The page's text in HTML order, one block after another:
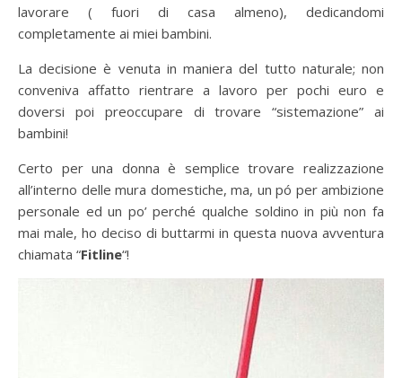
lavorare ( fuori di casa almeno), dedicandomi
completamente ai miei bambini.
La decisione è venuta in maniera del tutto naturale; non
conveniva affatto rientrare a lavoro per pochi euro e
doversi poi preoccupare di trovare “sistemazione” ai
bambini!
Certo per una donna è semplice trovare realizzazione
all’interno delle mura domestiche, ma, un pó per ambizione
personale ed un po’ perché qualche soldino in più non fa
mai male, ho deciso di buttarmi in questa nuova avventura
chiamata “Fitline“!